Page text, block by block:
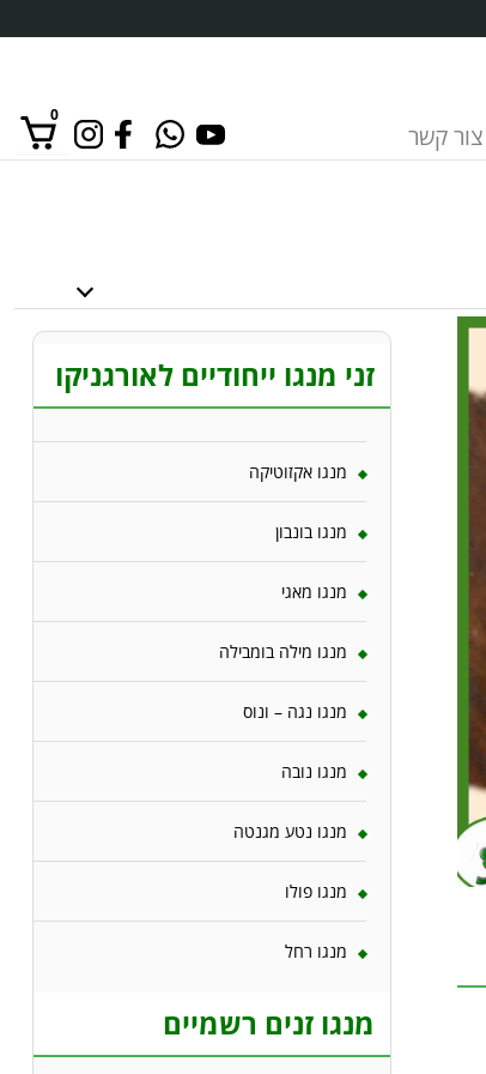
צור קשר
0
זני מנגו ייחודיים לאורגניקו
מנגו אקזוטיקה
מנגו בונבון
מנגו מאגי
מנגו מילה בומבילה
מנגו נגה – ונוס
מנגו נובה
מנגו נטע מגנטה
מנגו פולו
מנגו רחל
מנגו זנים רשמיים